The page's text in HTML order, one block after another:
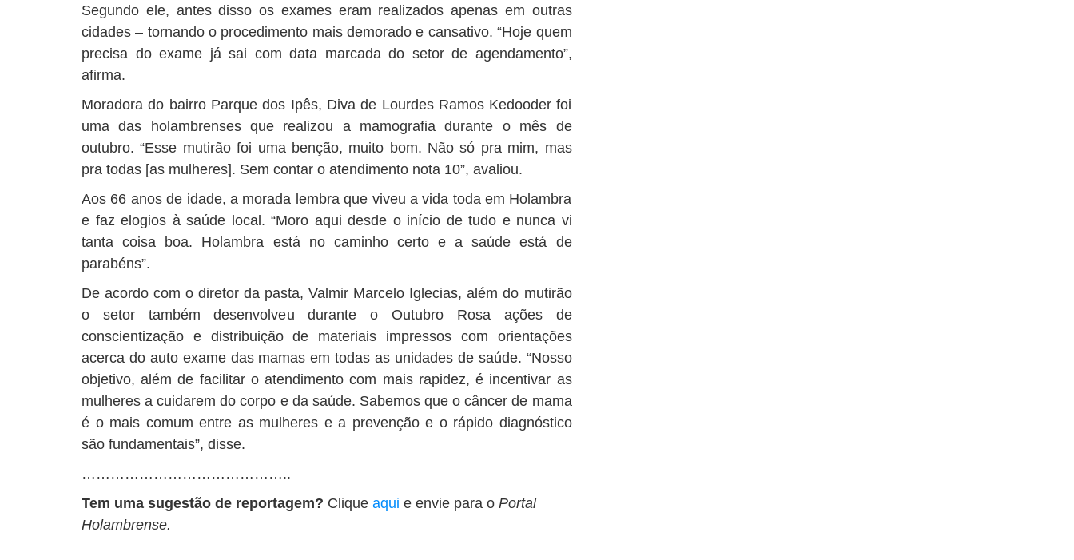
Segundo ele, antes disso os exames eram realizados apenas em outras
cidades – tornando o procedimento mais demorado e cansativo. “Hoje quem
precisa do exame já sai com data marcada do setor de agendamento”,
afirma.
Moradora do bairro Parque dos Ipês, Diva de Lourdes Ramos Kedooder foi
uma das holambrenses que realizou a mamografia durante o mês de
outubro. “Esse mutirão foi uma benção, muito bom. Não só pra mim, mas
pra todas [as mulheres]. Sem contar o atendimento nota 10”, avaliou.
Aos 66 anos de idade, a morada lembra que viveu a vida toda em Holambra
e faz elogios à saúde local. “Moro aqui desde o início de tudo e nunca vi
tanta coisa boa. Holambra está no caminho certo e a saúde está de
parabéns”.
De acordo com o diretor da pasta, Valmir Marcelo Iglecias, além do mutirão
o setor também desenvolveu durante o Outubro Rosa ações de
conscientização e distribuição de materiais impressos com orientações
acerca do auto exame das mamas em todas as unidades de saúde. “Nosso
objetivo, além de facilitar o atendimento com mais rapidez, é incentivar as
mulheres a cuidarem do corpo e da saúde. Sabemos que o câncer de mama
é o mais comum entre as mulheres e a prevenção e o rápido diagnóstico
são fundamentais”, disse.
……………………………………..
Tem uma sugestão de reportagem? Clique aqui e envie para o Portal
Holambrense.